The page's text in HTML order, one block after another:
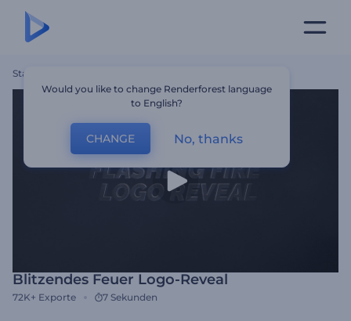
Startseite
Blitzendes Feuer Logo-Reveal
72K+ Exporte 7 Sekunden
Would you like to change Renderforest language
to English?
CHANGE No, thanks